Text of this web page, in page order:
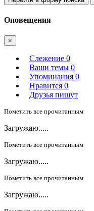
Оповещения
×
Слежение 0
Ваши темы 0
Упоминания 0
Нравится 0
Друзья пишут
Пометить все прочитанным
Загружаю.....
Пометить все прочитанным
Загружаю.....
Пометить все прочитанным
Загружаю.....